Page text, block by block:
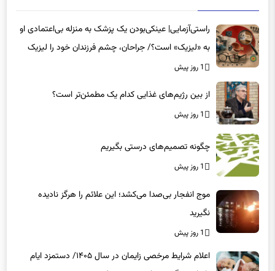
راستی‌آزمایی| عینکی‌بودن یک پزشک به منزله بی‌اعتمادی او
به «لیزیک» است؟/ جراحان، چشم فرزندان خود را لیزیک
می‌کنند؟
1 روز پیش
1 روز پیش
1 روز پیش
نگیرید
1 روز پیش
بارداری چگونه پرداخت می‌شود؟